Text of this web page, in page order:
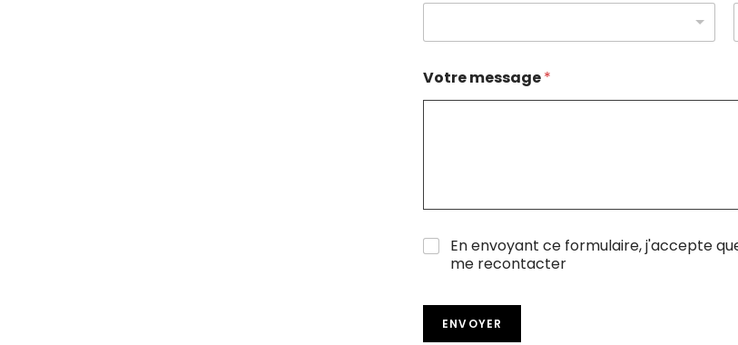
Votre message*
C
En envoyant ce formulaire, j'accepte
me recontacter
ENVOYER